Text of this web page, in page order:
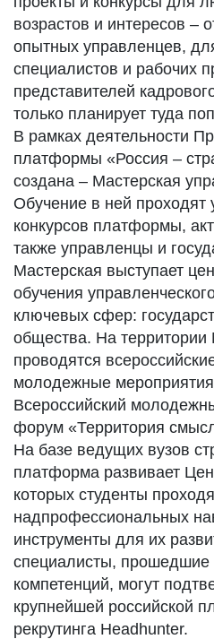
возрастов и интересов –
опытных управленцев,
специалистов и рабочих
представителей
только планирует туда
В рамках деятельности
платформы «Россия –
создана – Мастерская
Обучение в ней проходят
конкурсов платформы,
также управленцы и
Мастерская выступает
обучения
ключевых сфер:
общества. На территории
проводятся
молодежные
Всероссийский
форум «Территория
На базе ведущих вузов
платформа развивает
которых студенты
надпрофессиональных
инструменты для их
специалисты, прошедшие
компетенций, могут
крупнейшей российской
рекрутинга Headhunter.